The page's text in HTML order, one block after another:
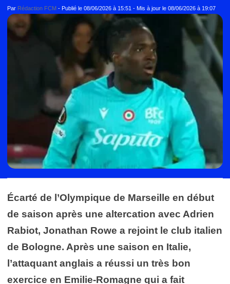
Par Rédaction FCM - Publié le 08/06/2026 à 15:51 - Mis à jour le 08/06/2026 à 19:07
Écarté de l’Olympique de Marseille en début
de saison après une altercation avec Adrien
Rabiot, Jonathan Rowe a rejoint le club italien
de Bologne. Après une saison en Italie,
l’attaquant anglais a réussi un très bon
exercice en Emilie-Romagne qui a fait